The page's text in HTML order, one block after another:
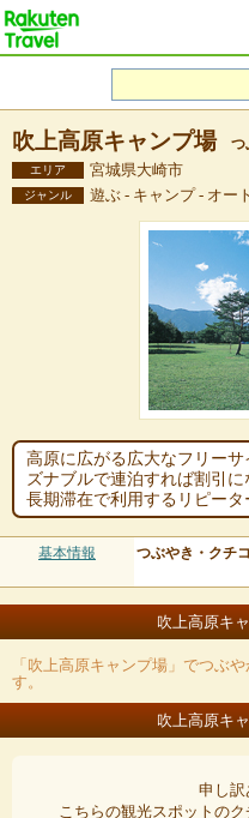
吹上高原キャンプ場 つ
エリア 宮城県大崎市
ジャンル 遊ぶ - キャンプ - オー
高原に広がる広大なフリー
ズナブルで連泊すれば割引に
長期滞在で利用するリピータ
基本情報 つぶやき・クチ
吹上高原キ
「吹上高原キャンプ場」でつぶ
す。
吹上高原キ
申し訳
こちらの観光スポットのク